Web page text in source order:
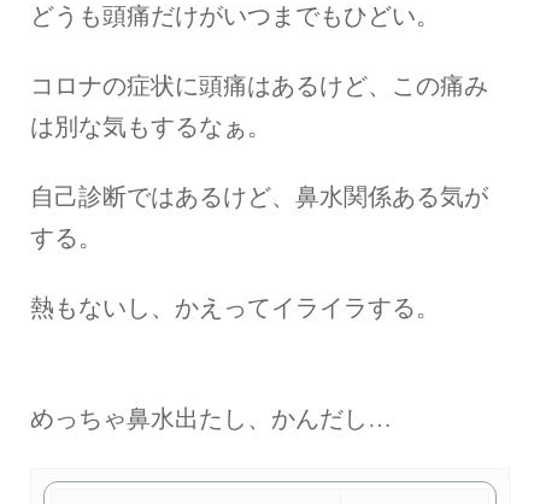
どうも頭痛だけがいつまでもひどい。
コロナの症状に頭痛はあるけど、この痛み
は別な気もするなぁ。
自己診断ではあるけど、鼻水関係ある気が
する。
熱もないし、かえってイライラする。
めっちゃ鼻水出たし、かんだし…